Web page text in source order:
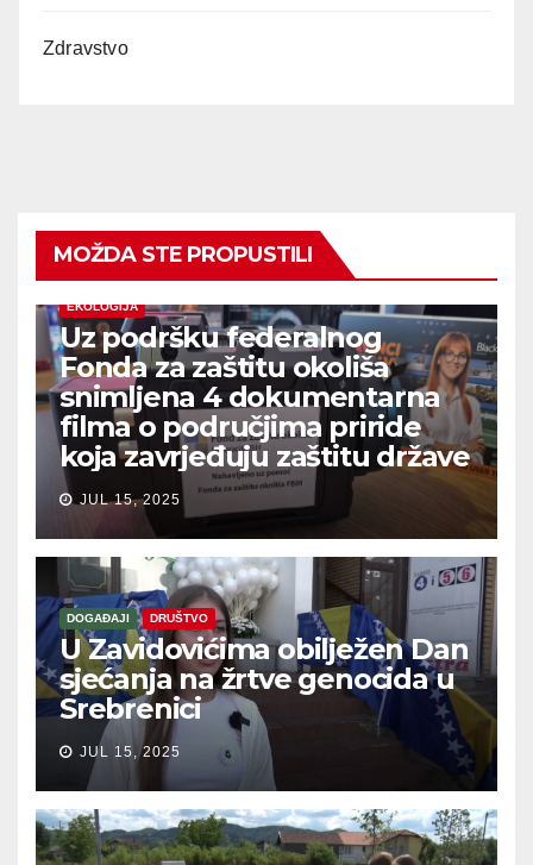
Zdravstvo
MOŽDA STE PROPUSTILI
EKOLOGIJA
Uz podršku federalnog
Fonda za zaštitu okoliša
snimljena 4 dokumentarna
filma o područjima priride
koja zavrjeđuju zaštitu države
JUL 15, 2025
DOGAĐAJI DRUŠTVO
U Zavidovićima obilježen Dan
sjećanja na žrtve genocida u
Srebrenici
JUL 15, 2025